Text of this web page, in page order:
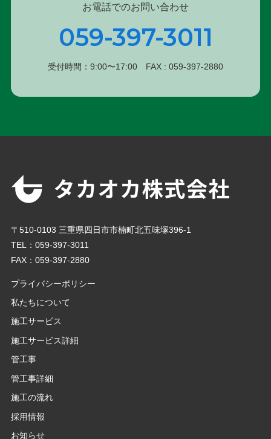
お電話でのお問い合わせ
059-397-3011
受付時間：9:00〜17:00 FAX : 059-397-2880
〒510-0103 三重県四日市市楠町北五味塚396-1
TEL：059-397-3011
FAX：059-397-2880
プライバシーポリシー
私たちについて
施工サービス
施工サービス詳細
管工事
管工事詳細
施工の流れ
採用情報
お知らせ